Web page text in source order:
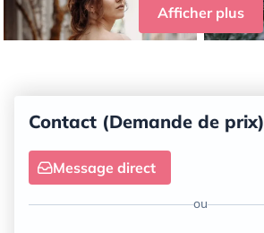
Afficher plus
Contact (Demande de prix)
Message direct
ou